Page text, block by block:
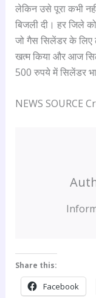
लेकिन उसे पूरा कभी
बिजली दी। हर जिले
जो गैस सिलेंडर के लिए
खत्म किया और आज
500 रुपये में सिलेंडर
NEWS SOURCE
Share this:
Facebook